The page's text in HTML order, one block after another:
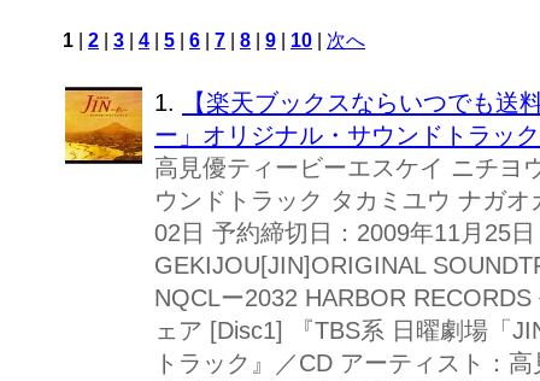
1 2 3 4 5 6 7 8 9 10 次へ
1.
【楽天ブックスならいつでも送
ー」オリジナル・サウンドトラッ
高見優ティービーエスケイ ニチヨ
ウンドトラック タカミユウ ナガ
02日 予約締切日：2009年11月25
GEKIJOU[JIN]ORIGINAL
NQCLー2032 HARBOR
ェア [Disc1] 『TBS系 日曜劇場「
トラック』／CD アーティスト：